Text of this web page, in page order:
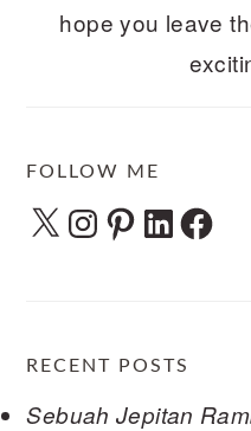
hope you leave
FOLLOW ME
X Instagram
Pinterest
LinkedIn
RECENT POSTS
Sebuah Jepitan